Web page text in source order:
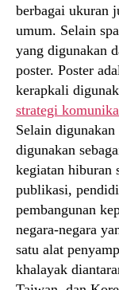
berbagai ukuran
umum. Selain
yang digunakan
poster. Poster
kerapkali
strategi
Selain
digunakan
kegiatan hiburan
publikasi,
pembangunan
negara-negara
satu alat
khalayak